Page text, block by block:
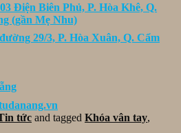
Điện Biên Phủ, P. Hòa Khê, Q.
(gần Mẹ Nhu)
29/3, P. Hòa Xuân, Q. Cẩm
tức and tagged Khóa vân tay,